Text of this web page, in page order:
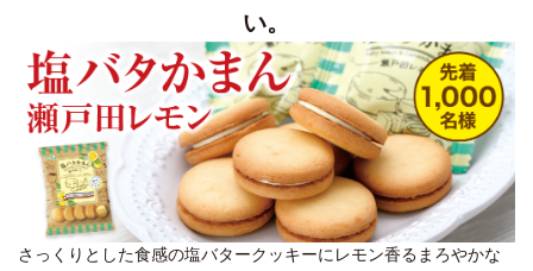
い。
さっくりとした食感の塩バタークッキーにレモン香るまろやかな